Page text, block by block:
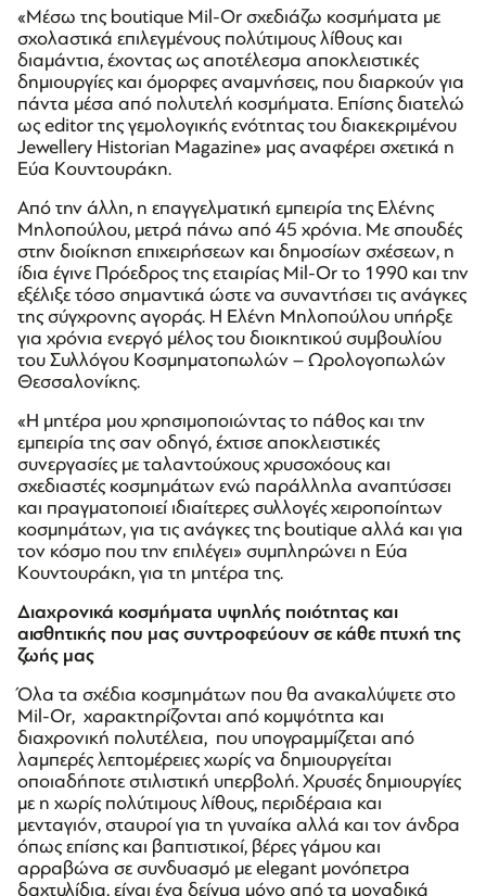
«Μέσω της boutique Mil-Or σχεδιάζω κοσμήματα με
σχολαστικά επιλεγμένους πολύτιμους λίθους και
διαμάντια, έχοντας ως αποτέλεσμα αποκλειστικές
δημιουργίες και όμορφες αναμνήσεις, που διαρκούν για
πάντα μέσα από πολυτελή κοσμήματα. Επίσης διατελώ
ως editor της γεμολογικής ενότητας του διακεκριμένου
Jewellery Historian Magazine» μας αναφέρει σχετικά η
Εύα Κουντουράκη.
Από την άλλη, η επαγγελματική εμπειρία της Ελένης
Μηλοπούλου, μετρά πάνω από 45 χρόνια. Με σπουδές
στην διοίκηση επιχειρήσεων και δημοσίων σχέσεων, η
ίδια έγινε Πρόεδρος της εταιρίας Mil-Or το 1990 και την
εξέλιξε τόσο σημαντικά ώστε να συναντήσει τις ανάγκες
της σύγχρονης αγοράς. Η Ελένη Μηλοπούλου υπήρξε
για χρόνια ενεργό μέλος του διοικητικού συμβουλίου
του Συλλόγου Κοσμηματοπωλών – Ωρολογοπωλών
Θεσσαλονίκης.
«Η μητέρα μου χρησιμοποιώντας το πάθος και την
εμπειρία της σαν οδηγό, έχτισε αποκλειστικές
συνεργασίες με ταλαντούχους χρυσοχόους και
σχεδιαστές κοσμημάτων ενώ παράλληλα αναπτύσσει
και πραγματοποιεί ιδιαίτερες συλλογές χειροποίητων
κοσμημάτων, για τις ανάγκες της boutique αλλά και για
τον κόσμο που την επιλέγει» συμπληρώνει η Εύα
Κουντουράκη, για τη μητέρα της.
Διαχρονικά κοσμήματα υψηλής ποιότητας και
αισθητικής που μας συντροφεύουν σε κάθε πτυχή της
ζωής μας
Όλα τα σχέδια κοσμημάτων που θα ανακαλύψετε στο
Mil-Or, χαρακτηρίζονται από κομψότητα και
διαχρονική πολυτέλεια, που υπογραμμίζεται από
λαμπερές λεπτομέρειες χωρίς να δημιουργείται
οποιαδήποτε στιλιστική υπερβολή. Χρυσές δημιουργίες
με η χωρίς πολύτιμους λίθους, περιδέραια και
μενταγιόν, σταυροί για τη γυναίκα αλλά και τον άνδρα
όπως επίσης και βαπτιστικοί, βέρες γάμου και
αρραβώνα σε συνδυασμό με elegant μονόπετρα
δαχτυλίδια, είναι ένα δείγμα μόνο από τα μοναδικά